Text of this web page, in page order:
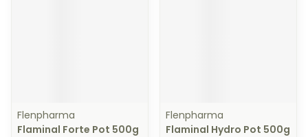
Flenpharma
Flaminal Forte Pot 500g
Flenpharma
Flaminal Hydro Pot 500g